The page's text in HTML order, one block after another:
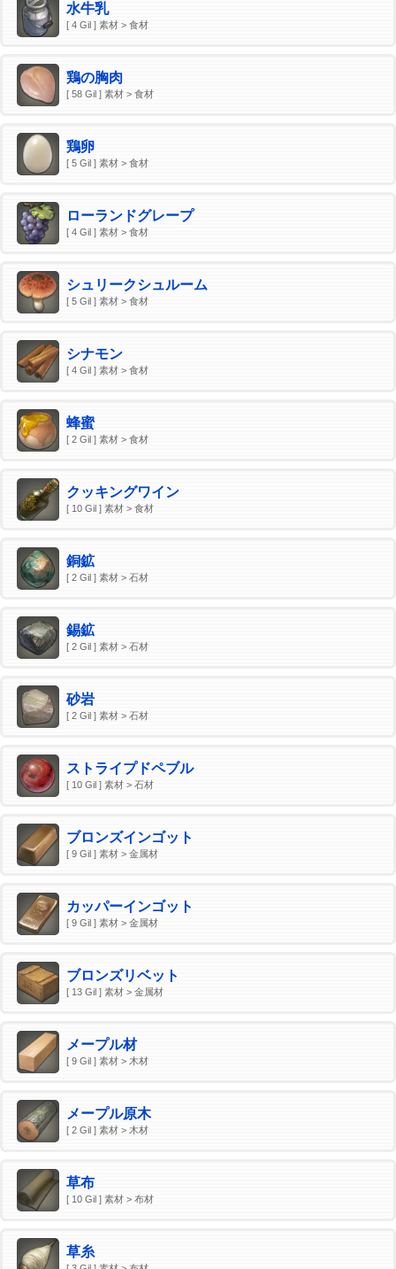
水牛乳
[ 4 Gil ] 素材 > 食材
鶏の胸肉
[ 58 Gil ] 素材 > 食材
鶏卵
[ 5 Gil ] 素材 > 食材
ローランドグレープ
[ 4 Gil ] 素材 > 食材
シュリークシュルーム
[ 5 Gil ] 素材 > 食材
シナモン
[ 4 Gil ] 素材 > 食材
蜂蜜
[ 2 Gil ] 素材 > 食材
クッキングワイン
[ 10 Gil ] 素材 > 食材
銅鉱
[ 2 Gil ] 素材 > 石材
錫鉱
[ 2 Gil ] 素材 > 石材
砂岩
[ 2 Gil ] 素材 > 石材
ストライプドペブル
[ 10 Gil ] 素材 > 石材
ブロンズインゴット
[ 9 Gil ] 素材 > 金属材
カッパーインゴット
[ 9 Gil ] 素材 > 金属材
ブロンズリベット
[ 13 Gil ] 素材 > 金属材
メープル材
[ 9 Gil ] 素材 > 木材
メープル原木
[ 2 Gil ] 素材 > 木材
草布
[ 10 Gil ] 素材 > 布材
草糸